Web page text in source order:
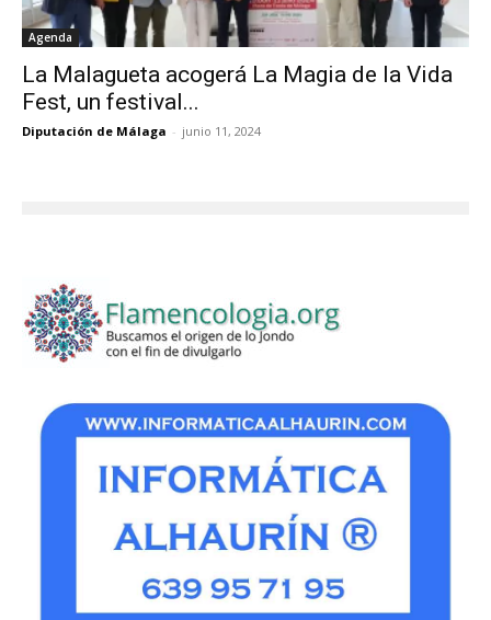
Agenda
La Malagueta acogerá La Magia de la Vida
Fest, un festival...
Diputación de Málaga - junio 11, 2024